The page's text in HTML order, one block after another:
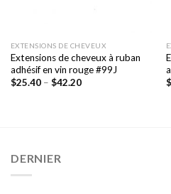
EXTENSIONS DE CHEVEUX
Extensions de cheveux à ruban
adhésif en vin rouge #99J
$25.40– $42.20
$
DERNIER